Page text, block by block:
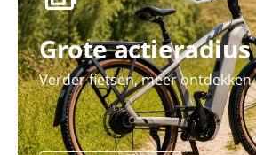
Grote actieradius
Verder fietsen, meer ontdekken.